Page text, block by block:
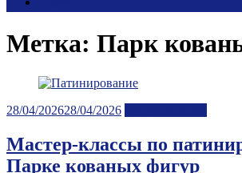
Метка: Парк
Posted
28/04/202628/04/2026
Мастер-классы по
Парке кованых фигур